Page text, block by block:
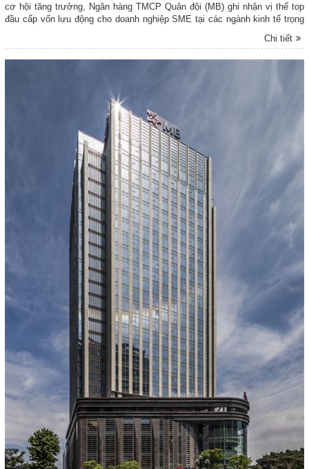
cơ hội tăng trưởng, Ngân hàng TMCP Quân đội (MB) ghi nhận vị thế top
đầu cấp vốn lưu động cho doanh nghiệp SME tại các ngành kinh tế trọng
Chi tiết